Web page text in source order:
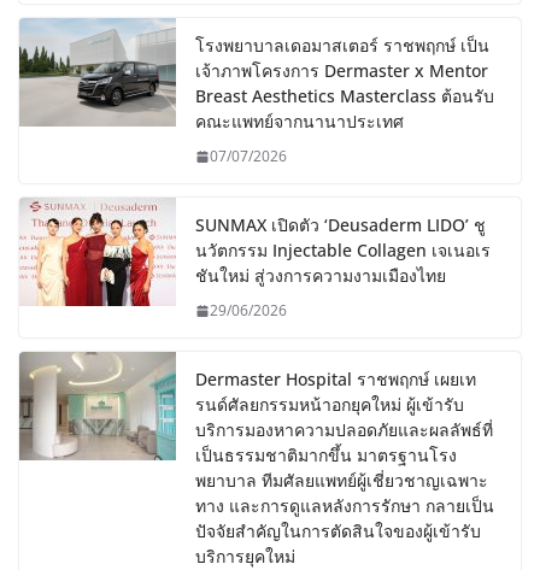
โรงพยาบาลเดอมาสเตอร์ ราชพฤกษ์ เป็น
เจ้าภาพโครงการ Dermaster x Mentor
Breast Aesthetics Masterclass ต้อนรับ
คณะแพทย์จากนานาประเทศ
07/07/2026
SUNMAX เปิดตัว ‘Deusaderm LIDO’ ชู
นวัตกรรม Injectable Collagen เจเนอเร
ชันใหม่ สู่วงการความงามเมืองไทย
29/06/2026
Dermaster Hospital ราชพฤกษ์ เผยเท
รนด์ศัลยกรรมหน้าอกยุคใหม่ ผู้เข้ารับ
บริการมองหาความปลอดภัยและผลลัพธ์ที่
เป็นธรรมชาติมากขึ้น มาตรฐานโรง
พยาบาล ทีมศัลยแพทย์ผู้เชี่ยวชาญเฉพาะ
ทาง และการดูแลหลังการรักษา กลายเป็น
ปัจจัยสำคัญในการตัดสินใจของผู้เข้ารับ
บริการยุคใหม่